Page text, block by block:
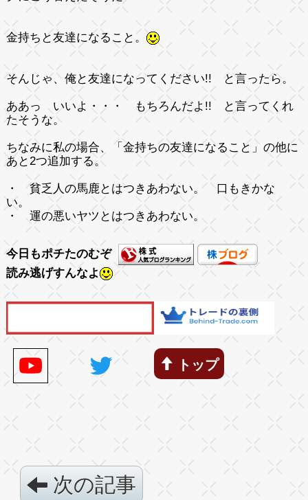
金持ちと友達になること。
そんじゃ、俺と友達になってください!! と言ったら。
ああっ いいよ・・・ もちろんだよ!! と言ってくれ
たそうな。
ちなみに私の場合、「金持ちの友達になること」の他に
あと2つ追加する。
・ 貧乏人の馬鹿とはつきあわない。 口もきかな
い。
・ 運の悪いヤツとはつきあわない。
今日もポチたのむぞ
読み逃げすんなよ
トップ
次の記事